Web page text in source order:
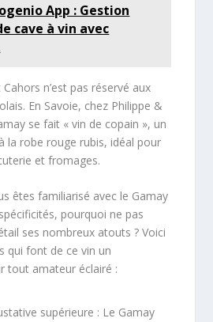
App : Gestion
cave à vin avec
n’est pas réservé aux
En Savoie, chez Philippe &
se fait « vin de copain », un
la robe rouge rubis, idéal pour
et fromages.
êtes familiarisé avec le Gamay
pourquoi ne pas
ses nombreux atouts ? Voici
qui font de ce vin un
tout amateur éclairé :
supérieure : Le Gamay